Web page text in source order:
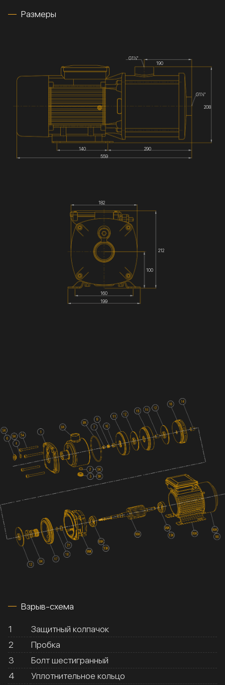
Размеры
G1½''
G1½''
190
208
140
290
559
182
212
100
160
199
Взрыв-схема
1
Защитный колпачок
2
Пробка
3
Болт шестигранный
4
Уплотнительное кольцо